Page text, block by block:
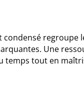
condensé regroupe
Une
temps tout en